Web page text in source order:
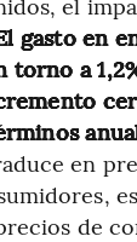
gasto en
torno a
en
de